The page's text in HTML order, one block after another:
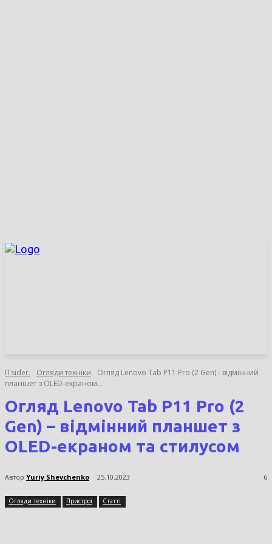
ITsider. Огляди техніки
Огляд Lenovo Tab P11 Pro (2 Gen) - відмінний
планшет з OLED-екраном...
Огляд Lenovo Tab P11 Pro (2
Gen) – відмінний планшет з
OLED-екраном та стилусом
Автор Yuriy Shevchenko 25.10.2023 6
Огляди техніки Пристрої Статті